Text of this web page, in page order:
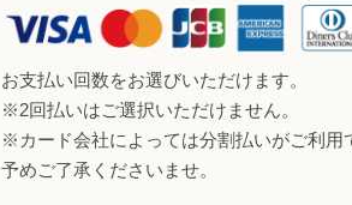
お支払い回数をお選びいただけます。
※2回払いはご選択いただけません。
※カード会社によっては分割払いがご利用
予めご了承くださいませ。